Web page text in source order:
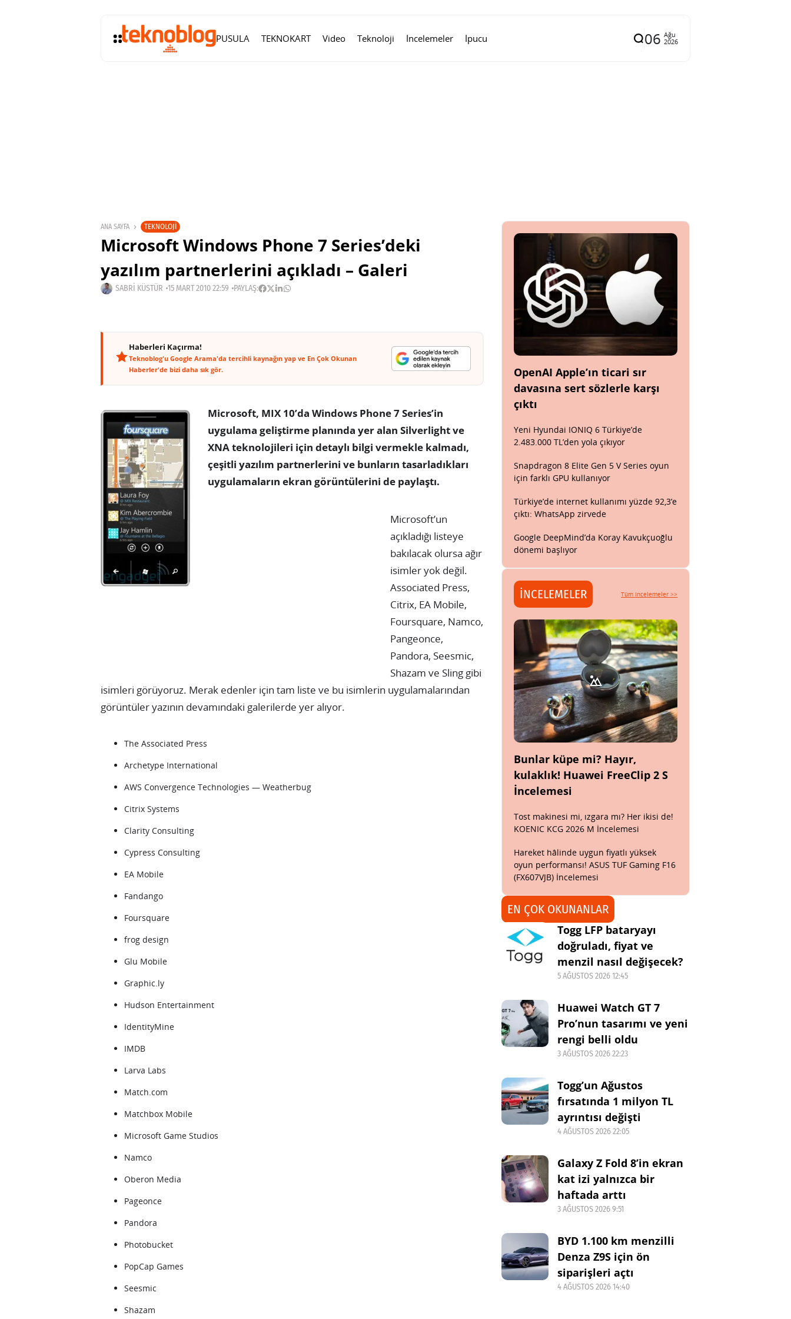
PUSULA TEKNOKART Video Teknoloji İncelemeler İpucu 06 Ağu
2026
ANA SAYFA TEKNOLOJI
Microsoft Windows Phone 7 Series’deki
yazılım partnerlerini açıkladı – Galeri
SABRI KÜSTÜR 15 MART 2010 22:59 PAYLAŞ:
Haberleri Kaçırma!
Teknoblog'u Google Arama'da tercihli kaynağın yap ve En Çok Okunan
Haberler'de bizi daha sık gör.
Microsoft, MIX 10’da Windows Phone 7 Series’in
uygulama geliştirme planında yer alan Silverlight ve
XNA teknolojileri için detaylı bilgi vermekle kalmadı,
çeşitli yazılım partnerlerini ve bunların tasarladıkları
uygulamaların ekran görüntülerini de paylaştı.
Microsoft’un
açıkladığı listeye
bakılacak olursa ağır
isimler yok değil.
Associated Press,
Citrix, EA Mobile,
Foursquare, Namco,
Pangeonce,
Pandora, Seesmic,
Shazam ve Sling gibi
isimleri görüyoruz. Merak edenler için tam liste ve bu isimlerin uygulamalarından
görüntüler yazının devamındaki galerilerde yer alıyor.
The Associated Press
Archetype International
AWS Convergence Technologies — Weatherbug
Citrix Systems
Clarity Consulting
Cypress Consulting
EA Mobile
Fandango
Foursquare
frog design
Glu Mobile
Graphic.ly
Hudson Entertainment
IdentityMine
IMDB
Larva Labs
Match.com
Matchbox Mobile
Microsoft Game Studios
Namco
Oberon Media
Pageonce
Pandora
Photobucket
PopCap Games
Seesmic
Shazam
OpenAI Apple’ın ticari sır
davasına sert sözlerle karşı
çıktı
Yeni Hyundai IONIQ 6 Türkiye’de
2.483.000 TL’den yola çıkıyor
Snapdragon 8 Elite Gen 5 V Series oyun
için farklı GPU kullanıyor
Türkiye’de internet kullanımı yüzde 92,3’e
çıktı: WhatsApp zirvede
Google DeepMind’da Koray Kavukçuoğlu
dönemi başlıyor
İNCELEMELER Tüm incelemeler >>
Bunlar küpe mi? Hayır,
kulaklık! Huawei FreeClip 2 S
İncelemesi
Tost makinesi mi, ızgara mı? Her ikisi de!
KOENIC KCG 2026 M İncelemesi
Hareket hâlinde uygun fiyatlı yüksek
oyun performansı! ASUS TUF Gaming F16
(FX607VJB) İncelemesi
EN ÇOK OKUNANLAR
Togg LFP bataryayı
doğruladı, fiyat ve
menzil nasıl değişecek?
5 AĞUSTOS 2026 12:45
Huawei Watch GT 7
Pro’nun tasarımı ve yeni
rengi belli oldu
3 AĞUSTOS 2026 22:23
Togg’un Ağustos
fırsatında 1 milyon TL
ayrıntısı değişti
4 AĞUSTOS 2026 22:05
Galaxy Z Fold 8’in ekran
kat izi yalnızca bir
haftada arttı
3 AĞUSTOS 2026 9:51
BYD 1.100 km menzilli
Denza Z9S için ön
siparişleri açtı
4 AĞUSTOS 2026 14:40